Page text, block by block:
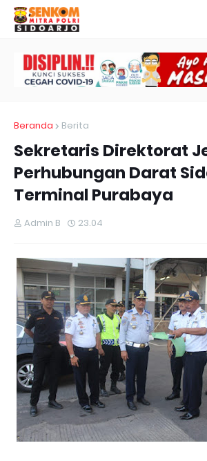
Beranda Berita
Sekretaris Direktorat
Perhubungan Darat
Terminal Purabaya
Admin B 23.04